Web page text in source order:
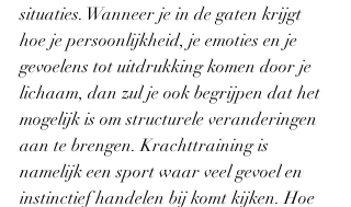
situaties. Wanneer je in de gaten krijgt
hoe je persoonlijkheid, je emoties en je
gevoelens tot uitdrukking komen door je
lichaam, dan zul je ook begrijpen dat het
mogelijk is om structurele veranderingen
aan te brengen. Krachttraining is
namelijk een sport waar veel gevoel en
instinctief handelen bij komt kijken. Hoe